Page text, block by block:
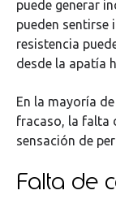
puede generar
pueden sentirse
resistencia
desde la apatía
En la mayoría
fracaso, la falta
sensación de
Falta de